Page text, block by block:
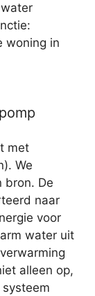
woning in
met
We
bron. De
naar
voor
water uit
alleen op,